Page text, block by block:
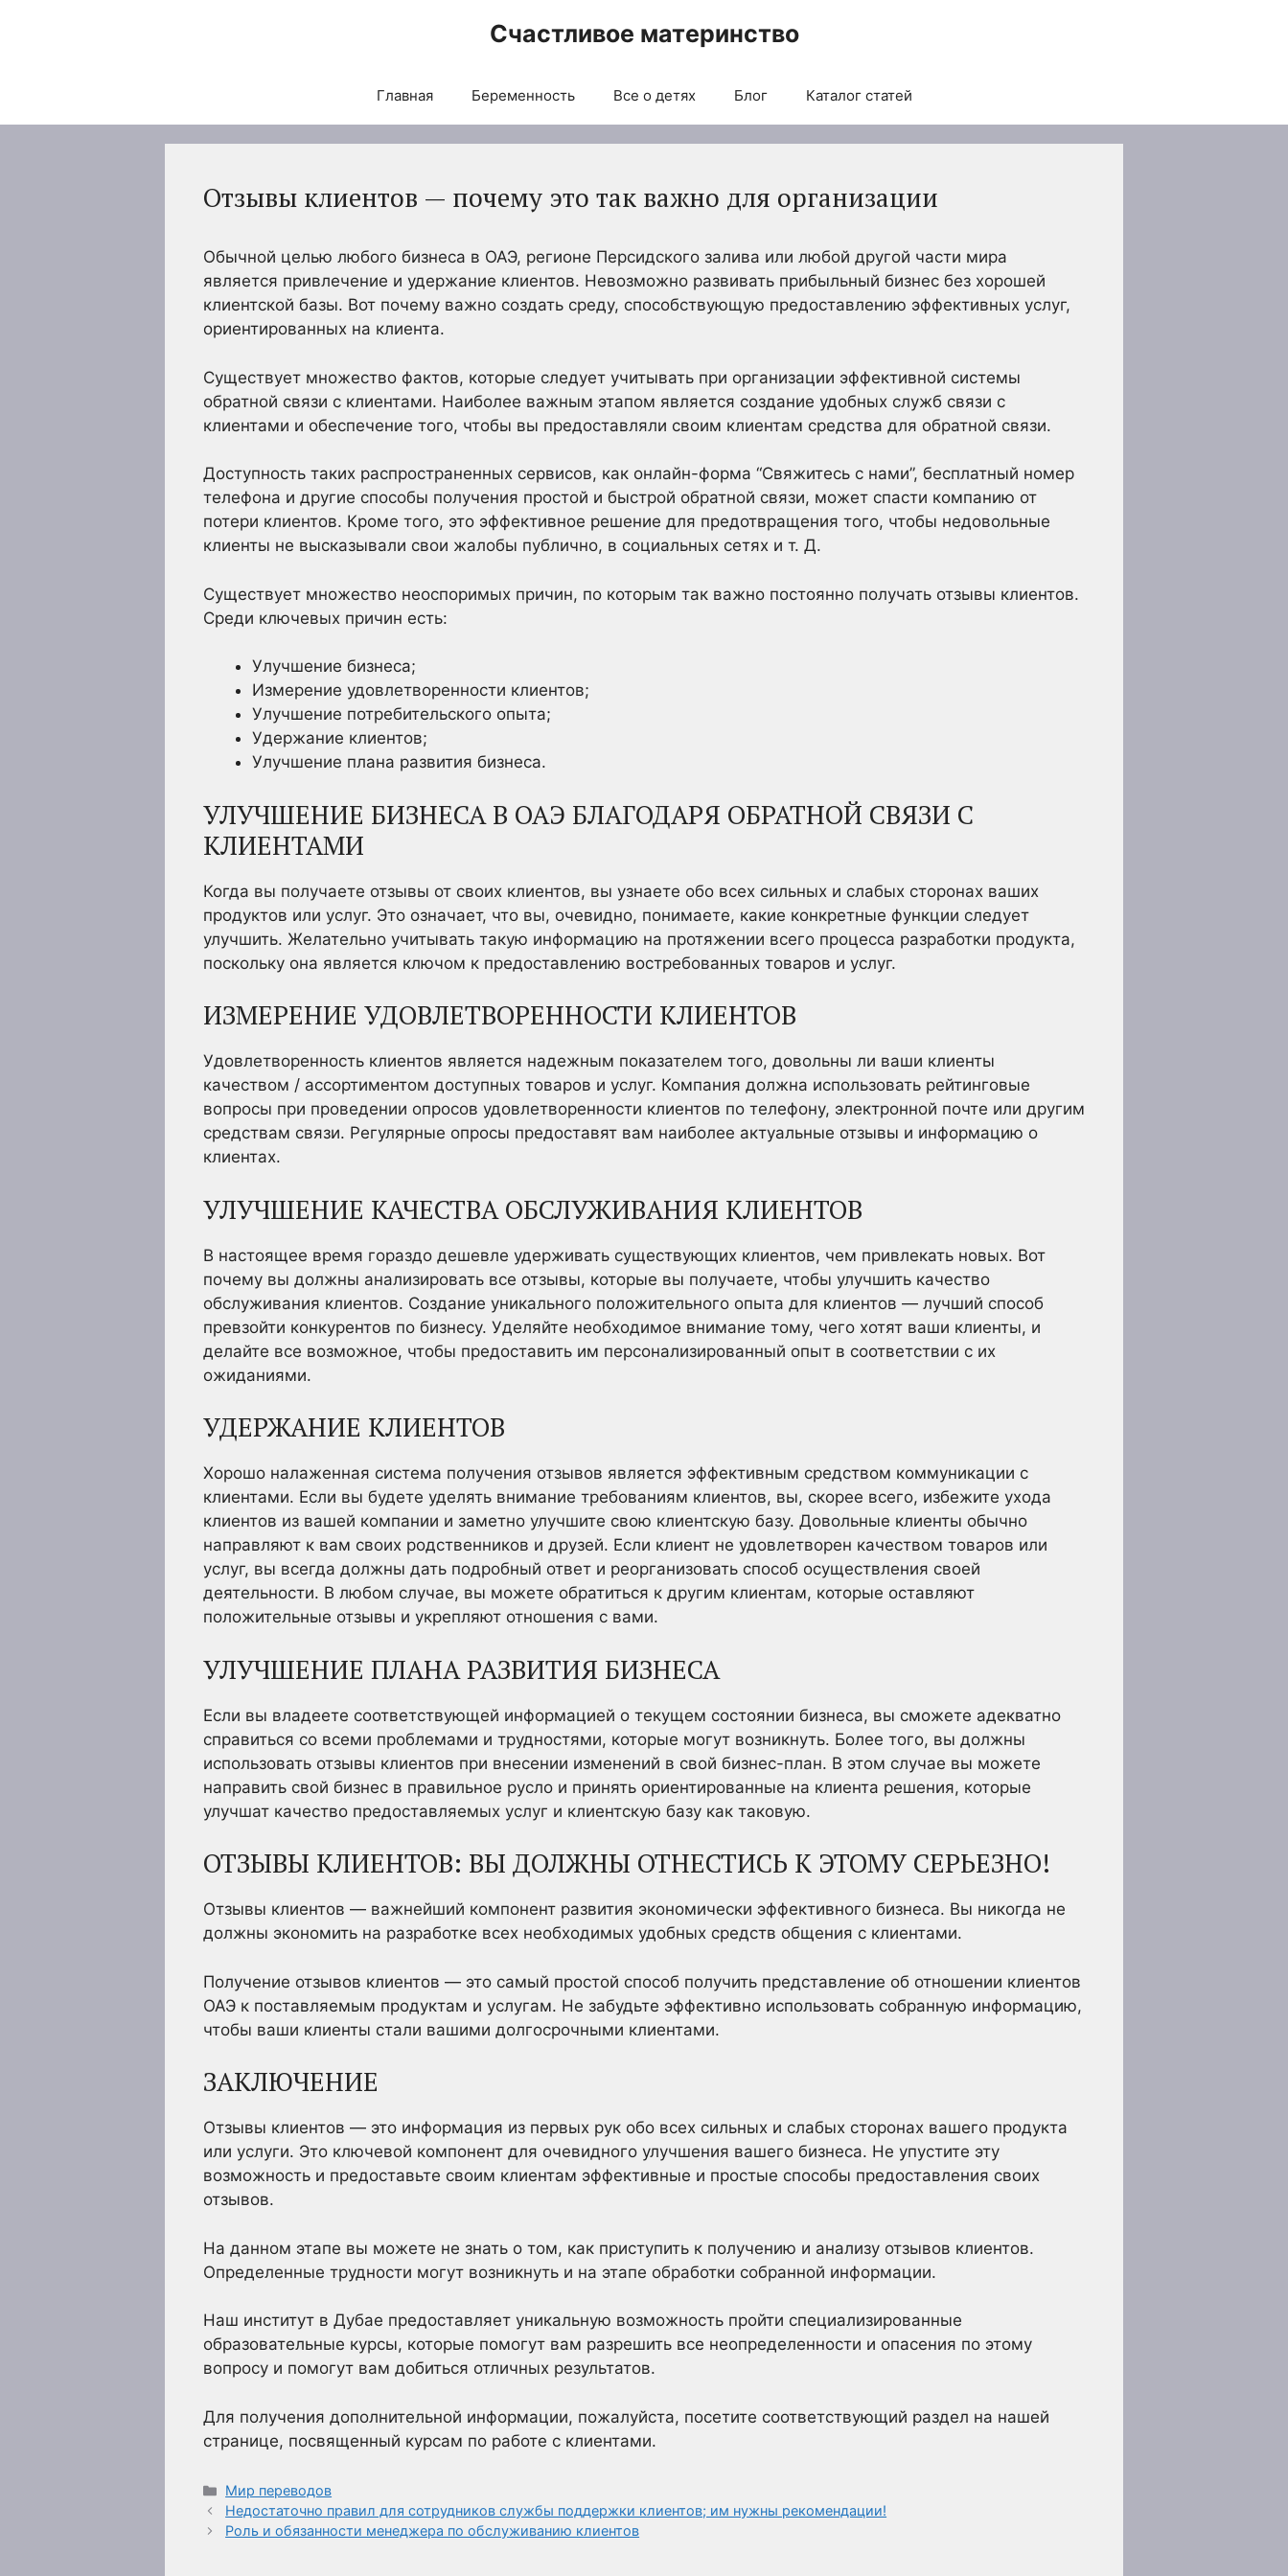
Счастливое материнство
Главная Беременность Все о детях Блог Каталог статей
Отзывы клиентов — почему это так важно для организации
Обычной целью любого бизнеса в ОАЭ, регионе Персидского залива или любой другой части мира
является привлечение и удержание клиентов. Невозможно развивать прибыльный бизнес без хорошей
клиентской базы. Вот почему важно создать среду, способствующую предоставлению эффективных услуг,
ориентированных на клиента.
Существует множество фактов, которые следует учитывать при организации эффективной системы
обратной связи с клиентами. Наиболее важным этапом является создание удобных служб связи с
клиентами и обеспечение того, чтобы вы предоставляли своим клиентам средства для обратной связи.
Доступность таких распространенных сервисов, как онлайн-форма “Свяжитесь с нами”, бесплатный номер
телефона и другие способы получения простой и быстрой обратной связи, может спасти компанию от
потери клиентов. Кроме того, это эффективное решение для предотвращения того, чтобы недовольные
клиенты не высказывали свои жалобы публично, в социальных сетях и т. Д.
Существует множество неоспоримых причин, по которым так важно постоянно получать отзывы клиентов.
Среди ключевых причин есть:
Улучшение бизнеса;
Измерение удовлетворенности клиентов;
Улучшение потребительского опыта;
Удержание клиентов;
Улучшение плана развития бизнеса.
УЛУЧШЕНИЕ БИЗНЕСА В ОАЭ БЛАГОДАРЯ ОБРАТНОЙ СВЯЗИ С
КЛИЕНТАМИ
Когда вы получаете отзывы от своих клиентов, вы узнаете обо всех сильных и слабых сторонах ваших
продуктов или услуг. Это означает, что вы, очевидно, понимаете, какие конкретные функции следует
улучшить. Желательно учитывать такую информацию на протяжении всего процесса разработки продукта,
поскольку она является ключом к предоставлению востребованных товаров и услуг.
ИЗМЕРЕНИЕ УДОВЛЕТВОРЕННОСТИ КЛИЕНТОВ
Удовлетворенность клиентов является надежным показателем того, довольны ли ваши клиенты
качеством / ассортиментом доступных товаров и услуг. Компания должна использовать рейтинговые
вопросы при проведении опросов удовлетворенности клиентов по телефону, электронной почте или другим
средствам связи. Регулярные опросы предоставят вам наиболее актуальные отзывы и информацию о
клиентах.
УЛУЧШЕНИЕ КАЧЕСТВА ОБСЛУЖИВАНИЯ КЛИЕНТОВ
В настоящее время гораздо дешевле удерживать существующих клиентов, чем привлекать новых. Вот
почему вы должны анализировать все отзывы, которые вы получаете, чтобы улучшить качество
обслуживания клиентов. Создание уникального положительного опыта для клиентов — лучший способ
превзойти конкурентов по бизнесу. Уделяйте необходимое внимание тому, чего хотят ваши клиенты, и
делайте все возможное, чтобы предоставить им персонализированный опыт в соответствии с их
ожиданиями.
УДЕРЖАНИЕ КЛИЕНТОВ
Хорошо налаженная система получения отзывов является эффективным средством коммуникации с
клиентами. Если вы будете уделять внимание требованиям клиентов, вы, скорее всего, избежите ухода
клиентов из вашей компании и заметно улучшите свою клиентскую базу. Довольные клиенты обычно
направляют к вам своих родственников и друзей. Если клиент не удовлетворен качеством товаров или
услуг, вы всегда должны дать подробный ответ и реорганизовать способ осуществления своей
деятельности. В любом случае, вы можете обратиться к другим клиентам, которые оставляют
положительные отзывы и укрепляют отношения с вами.
УЛУЧШЕНИЕ ПЛАНА РАЗВИТИЯ БИЗНЕСА
Если вы владеете соответствующей информацией о текущем состоянии бизнеса, вы сможете адекватно
справиться со всеми проблемами и трудностями, которые могут возникнуть. Более того, вы должны
использовать отзывы клиентов при внесении изменений в свой бизнес-план. В этом случае вы можете
направить свой бизнес в правильное русло и принять ориентированные на клиента решения, которые
улучшат качество предоставляемых услуг и клиентскую базу как таковую.
ОТЗЫВЫ КЛИЕНТОВ: ВЫ ДОЛЖНЫ ОТНЕСТИСЬ К ЭТОМУ СЕРЬЕЗНО!
Отзывы клиентов — важнейший компонент развития экономически эффективного бизнеса. Вы никогда не
должны экономить на разработке всех необходимых удобных средств общения с клиентами.
Получение отзывов клиентов — это самый простой способ получить представление об отношении клиентов
ОАЭ к поставляемым продуктам и услугам. Не забудьте эффективно использовать собранную информацию,
чтобы ваши клиенты стали вашими долгосрочными клиентами.
ЗАКЛЮЧЕНИЕ
Отзывы клиентов — это информация из первых рук обо всех сильных и слабых сторонах вашего продукта
или услуги. Это ключевой компонент для очевидного улучшения вашего бизнеса. Не упустите эту
возможность и предоставьте своим клиентам эффективные и простые способы предоставления своих
отзывов.
На данном этапе вы можете не знать о том, как приступить к получению и анализу отзывов клиентов.
Определенные трудности могут возникнуть и на этапе обработки собранной информации.
Наш институт в Дубае предоставляет уникальную возможность пройти специализированные
образовательные курсы, которые помогут вам разрешить все неопределенности и опасения по этому
вопросу и помогут вам добиться отличных результатов.
Для получения дополнительной информации, пожалуйста, посетите соответствующий раздел на нашей
странице, посвященный курсам по работе с клиентами.
Рубрики
Мир переводов
Недостаточно правил для сотрудников службы поддержки клиентов; им нужны рекомендации!
Роль и обязанности менеджера по обслуживанию клиентов